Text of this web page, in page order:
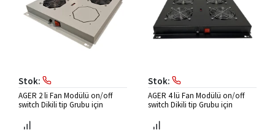
Stok:
AGER 2 li Fan Modülü on/off
switch Dikili tip Grubu için
Stok:
AGER 4 lü Fan Modülü on/off
switch Dikili tip Grubu için